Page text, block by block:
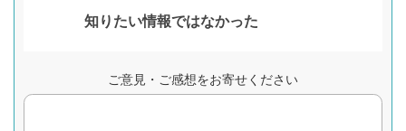
知りたい情報ではなかった
ご意見・ご感想をお寄せください